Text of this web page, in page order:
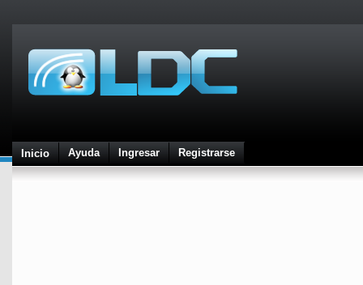
Inicio Ayuda Ingresar Registrarse